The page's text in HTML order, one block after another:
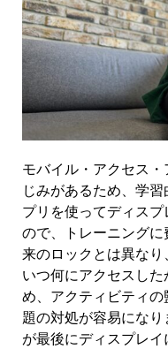
モバイル・アクセス
じみがあるため、学
プリを使ってディス
ので、トレーニング
来のロックとは異な
いつ何にアクセスし
め、アクティビティ
題の対処が容易にな
が最後にディスプレ